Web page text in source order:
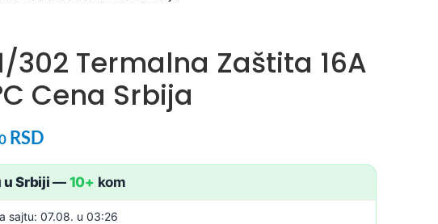
302 Termalna Zaštita 16A
Cena Srbija
RSD
u Srbiji— 10+ kom
sajtu: 07.08. u 03:26